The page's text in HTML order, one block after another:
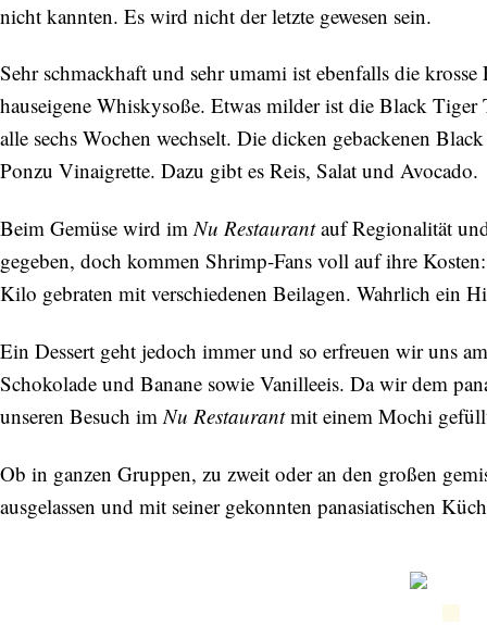
nicht kannten. Es wird nicht der letzte gewesen sein.
Sehr schmackhaft und sehr umami ist ebenfalls die
hauseigene Whiskysoße. Etwas milder ist die Black
alle sechs Wochen wechselt. Die dicken gebackenen
Ponzu Vinaigrette. Dazu gibt es Reis, Salat und Avocado.
Beim Gemüse wird imNu Restaurantauf Regionalität
gegeben, doch kommen Shrimp-Fans voll auf ihre
Kilo gebraten mit verschiedenen Beilagen. Wahrlich ein
Ein Dessert geht jedoch immer und so erfreuen wir uns
Schokolade und Banane sowie Vanilleeis. Da wir dem
unseren Besuch im Nu Restaurantmit einem Mochi
Ob in ganzen Gruppen, zu zweit oder an den großen
ausgelassen und mit seiner gekonnten panasiatischen